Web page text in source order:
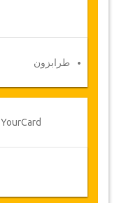
طرابزون
YourCard - أفضل صديق لك عند السفر !